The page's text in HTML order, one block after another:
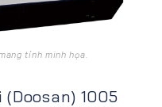
tính minh họa.
1005